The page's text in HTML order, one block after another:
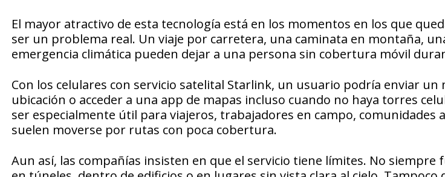
El mayor atractivo de esta tecnología está en los momentos en los que
ser un problema real. Un viaje por carretera, una caminata en montaña,
emergencia climática pueden dejar a una persona sin cobertura móvil
Con los celulares con servicio satelital Starlink, un usuario podría enviar un
ubicación o acceder a una app de mapas incluso cuando no haya torres
ser especialmente útil para viajeros, trabajadores en campo, comunidades
suelen moverse por rutas con poca cobertura.
Aun así, las compañías insisten en que el servicio tiene límites. No siempre